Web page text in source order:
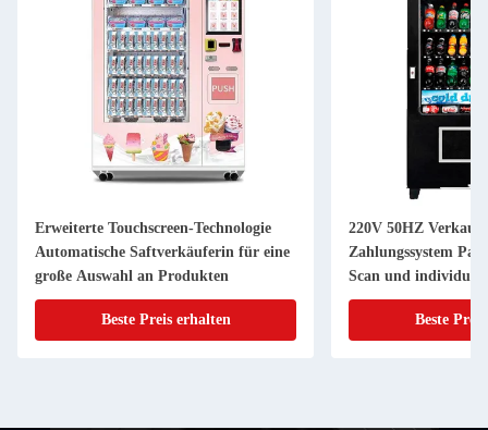
Erweiterte Touchscreen-Technologie
Automatische Saftverkäuferin für eine
große Auswahl an Produkten
Beste Preis erhalten
220V 50HZ
Zahlungssystem
Scan und individuell
Farbsticker
Beste